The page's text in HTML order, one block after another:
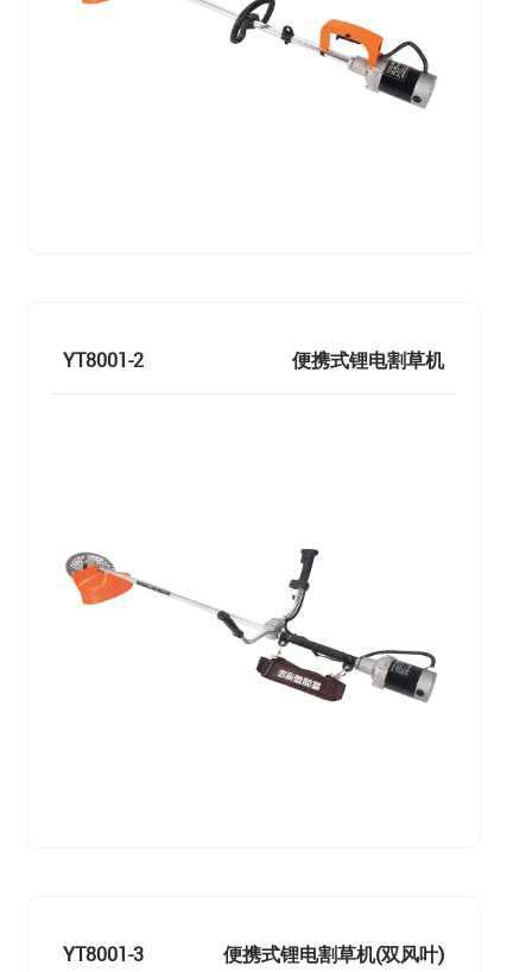
YT8001-2 便携式锂电割草机
YT8001-3 便携式锂电割草机(双风叶)